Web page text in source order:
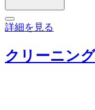
詳細を見る
クリーニン